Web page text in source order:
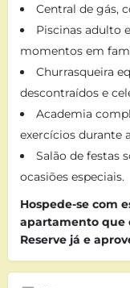
Central de gás,
Piscinas adulto
momentos em
Churrasqueira
descontraídos e
Academia
exercícios durante
Salão de festas
ocasiões especiais.
Hospede-se com
apartamento que
Reserve já e